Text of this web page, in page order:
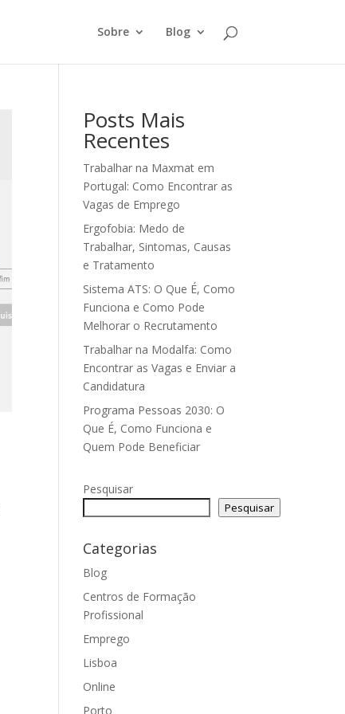
Sobre Blog
Posts Mais
Recentes
Trabalhar na Maxmat em
Portugal: Como Encontrar as
Vagas de Emprego
Ergofobia: Medo de
Trabalhar, Sintomas, Causas
e Tratamento
Sistema ATS: O Que É, Como
Funciona e Como Pode
Melhorar o Recrutamento
Trabalhar na Modalfa: Como
Encontrar as Vagas e Enviar a
Candidatura
Programa Pessoas 2030: O
Que É, Como Funciona e
Quem Pode Beneficiar
Pesquisar
Pesquisar
Categorias
Blog
Centros de Formação
Profissional
Emprego
Lisboa
Online
Porto